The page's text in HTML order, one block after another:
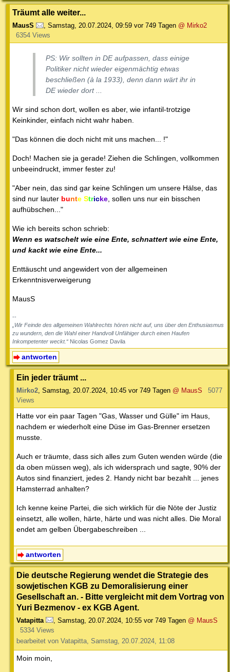
Träumt alle weiter...
MausS , Samstag, 20.07.2024, 09:59 vor 749 Tagen @ Mirko2
6354 Views
PS: Wir sollten in DE aufpassen, dass einige
Politiker nicht wieder eigenmächtig etwas
beschließen (à la 1933), denn dann wärt ihr in
DE wieder dort ...
Wir sind schon dort, wollen es aber, wie infantil-trotzige
Keinkinder, einfach nicht wahr haben.
"Das können die doch nicht mit uns machen... !"
Doch! Machen sie ja gerade! Ziehen die Schlingen, vollkommen
unbeeindruckt, immer fester zu!
"Aber nein, das sind gar keine Schlingen um unsere Hälse, das
sind nur lauter bunte Stricke, sollen uns nur ein bisschen
aufhübschen..."
Wie ich bereits schon schrieb:
Wenn es watschelt wie eine Ente, schnattert wie eine Ente,
und kackt wie eine Ente...
Enttäuscht und angewidert von der allgemeinen
Erkenntnisverweigerung
MausS
--
„Wir Feinde des allgemeinen Wahlrechts hören nicht auf, uns über den Enthusiasmus
zu wundern, den die Wahl einer Handvoll Unfähiger durch einen Haufen
Inkompetenter weckt.“ Nicolas Gomez Davila
antworten
Ein jeder träumt ...
Mirko2, Samstag, 20.07.2024, 10:45 vor 749 Tagen @ MausS
5077
Views
Hatte vor ein paar Tagen "Gas, Wasser und Gülle" im Haus,
nachdem er wiederholt eine Düse im Gas-Brenner ersetzen
musste.
Auch er träumte, dass sich alles zum Guten wenden würde (die
da oben müssen weg), als ich widersprach und sagte, 90% der
Autos sind finanziert, jedes 2. Handy nicht bar bezahlt ... jenes
Hamsterrad anhalten?
Ich kenne keine Partei, die sich wirklich für die Nöte der Justiz
einsetzt, alle wollen, härte, härte und was nicht alles. Die Moral
endet am gelben Übergabeschreiben ...
antworten
Die deutsche Regierung wendet die Strategie des
sowjetischen KGB zu Demoralisierung einer
Gesellschaft an. - Bitte vergleicht mit dem Vortrag von
Yuri Bezmenov - ex KGB Agent.
Vatapitta Samstag, 20.07.2024, 10:55 vor 749 Tagen @ MausS
5334 Views
bearbeitet von Vatapitta, Samstag, 20.07.2024, 11:08
Moin moin,